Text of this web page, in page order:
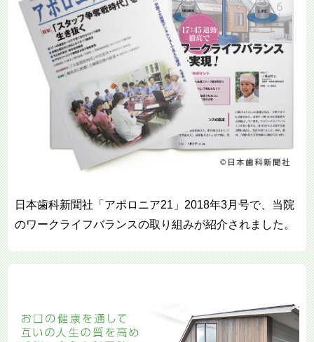
日本歯科新聞社「アポロニア21」2018年3月号で、当院
のワークライフバランスの取り組みが紹介されました。